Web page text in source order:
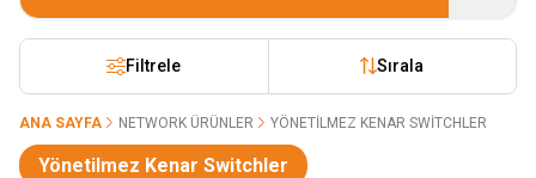
Filtrele Sırala
ANA SAYFA NETWORK ÜRÜNLER YÖNETILMEZ KENAR SWITCHLER
Yönetilmez Kenar Switchler